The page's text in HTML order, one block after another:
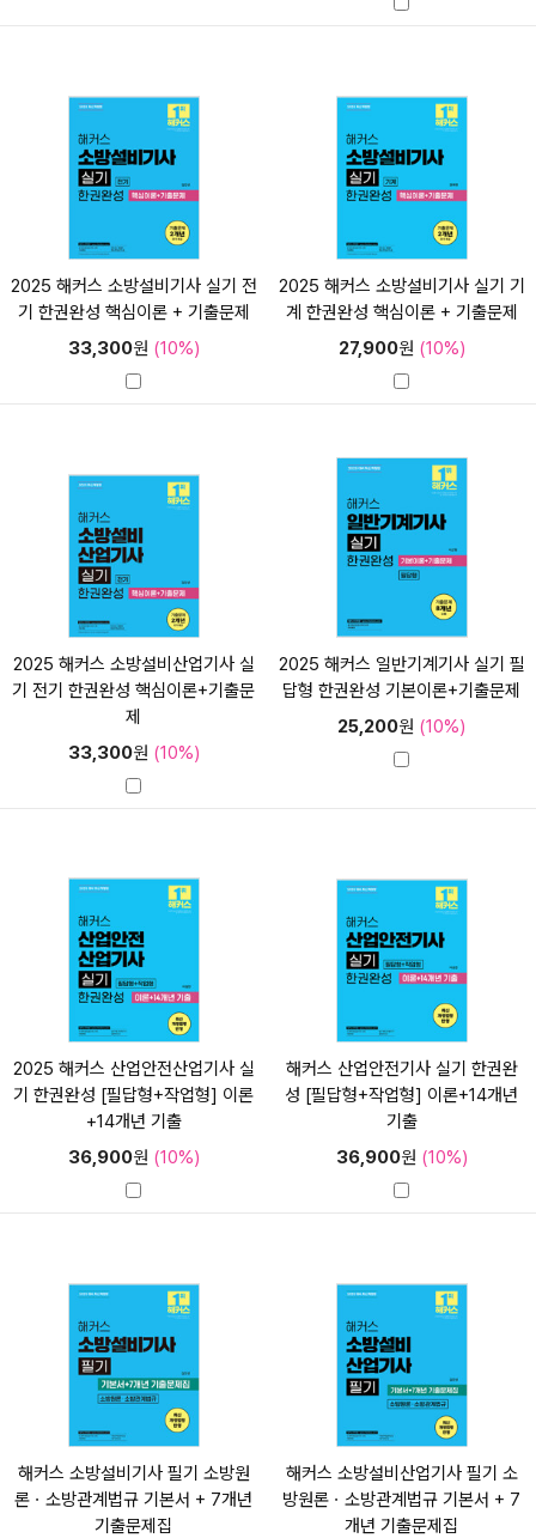
2025 해커스 소방설비기사 실기 전
기 한권완성 핵심이론 + 기출문제
33,300원 (10%)
2025 해커스 소방설비기사 실기 기
계 한권완성 핵심이론 + 기출문제
27,900원 (10%)
2025 해커스 소방설비산업기사 실
기 전기 한권완성 핵심이론+기출문
제
33,300원 (10%)
2025 해커스 일반기계기사 실기 필
답형 한권완성 기본이론+기출문제
25,200원 (10%)
2025 해커스 산업안전산업기사 실
기 한권완성 [필답형+작업형] 이론
+14개년 기출
36,900원 (10%)
해커스 산업안전기사 실기 한권완
성 [필답형+작업형] 이론+14개년
기출
36,900원 (10%)
해커스 소방설비기사 필기 소방원
론ㆍ소방관계법규 기본서 + 7개년
기출문제집
해커스 소방설비산업기사 필기 소
방원론ㆍ소방관계법규 기본서 + 7
개년 기출문제집